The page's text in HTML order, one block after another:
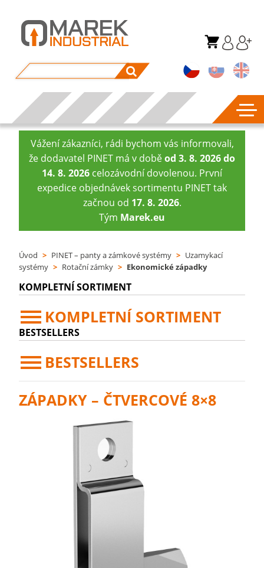
Vážení zákazníci, rádi bychom vás informovali,
že dodavatel PINET má v doběod 3. 8. 2026 do
14. 8. 2026 celozávodní dovolenou. První
expedice objednávek sortimentu PINET tak
začnou od 17. 8. 2026.
Tým Marek.eu
Úvod > PINET – panty a zámkové systémy > Uzamykací
systémy > Rotační zámky > Ekonomické západky
KOMPLETNÍ SORTIMENT
KOMPLETNÍ SORTIMENT
BESTSELLERS
BESTSELLERS
ZÁPADKY – ČTVERCOVÉ 8×8